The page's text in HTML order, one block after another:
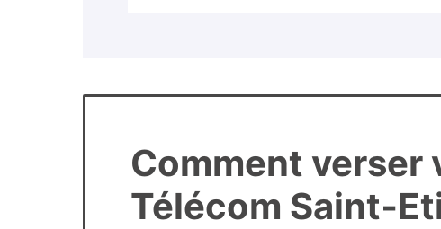
Comment verser
Télécom